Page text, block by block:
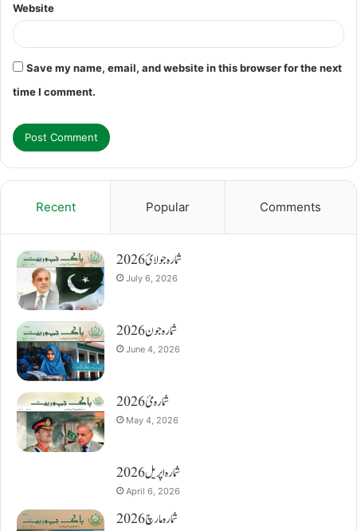
Website
Save my name, email, and website in this browser for the next
time I comment.
Recent Popular Comments
شمارہ جولائ 2026
July 6, 2026
شمارہ جون 2026
June 4, 2026
شمارہ مئ 2026
May 4, 2026
شمارہ اپریل 2026
April 6, 2026
شمارہ مارچ 2026